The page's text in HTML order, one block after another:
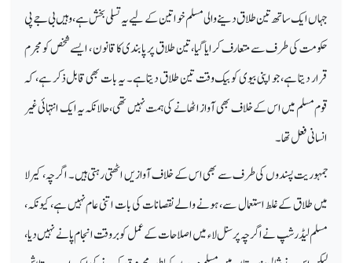
جہاں ایک ساتھ تین طلاق دینے والی مسلم خواتین کے لیے یہ تسلی بخش ہے، وہیں بی جے پی
حکومت کی طرف سے متعارف کرایا گیا، تین طلاق پر پابندی کا قانون ، ایسے شخص کو مجرم
قرار دیتا ہے، جو اپنی بیوی کو بیک وقت تین طلاق دیتا ہے۔ یہ بات بھی قابل ذکر ہے، کہ
قوم مسلم میں اس کے خلاف بھی آواز اٹھانے کی ہمت نہیں تھی، حالانکہ یہ ایک انتہائی غیر
انسانی فعل تھا۔
جمہوریت پسندوں کی طرف سے بھی اس کے خلاف آوازیں اٹھتی رہتی ہیں۔ اگرچہ، کیرلا
میں طلاق کے غلط استعمال سے، ہونے والے نقصانات کی بات اتنی عام نہیں ہے، کیونکہ،
مسلم لیڈرشپ نے اگرچہ پرسنل لاء میں اصلاحات کے عمل کو بروقت انجام پانے نہیں دیا،